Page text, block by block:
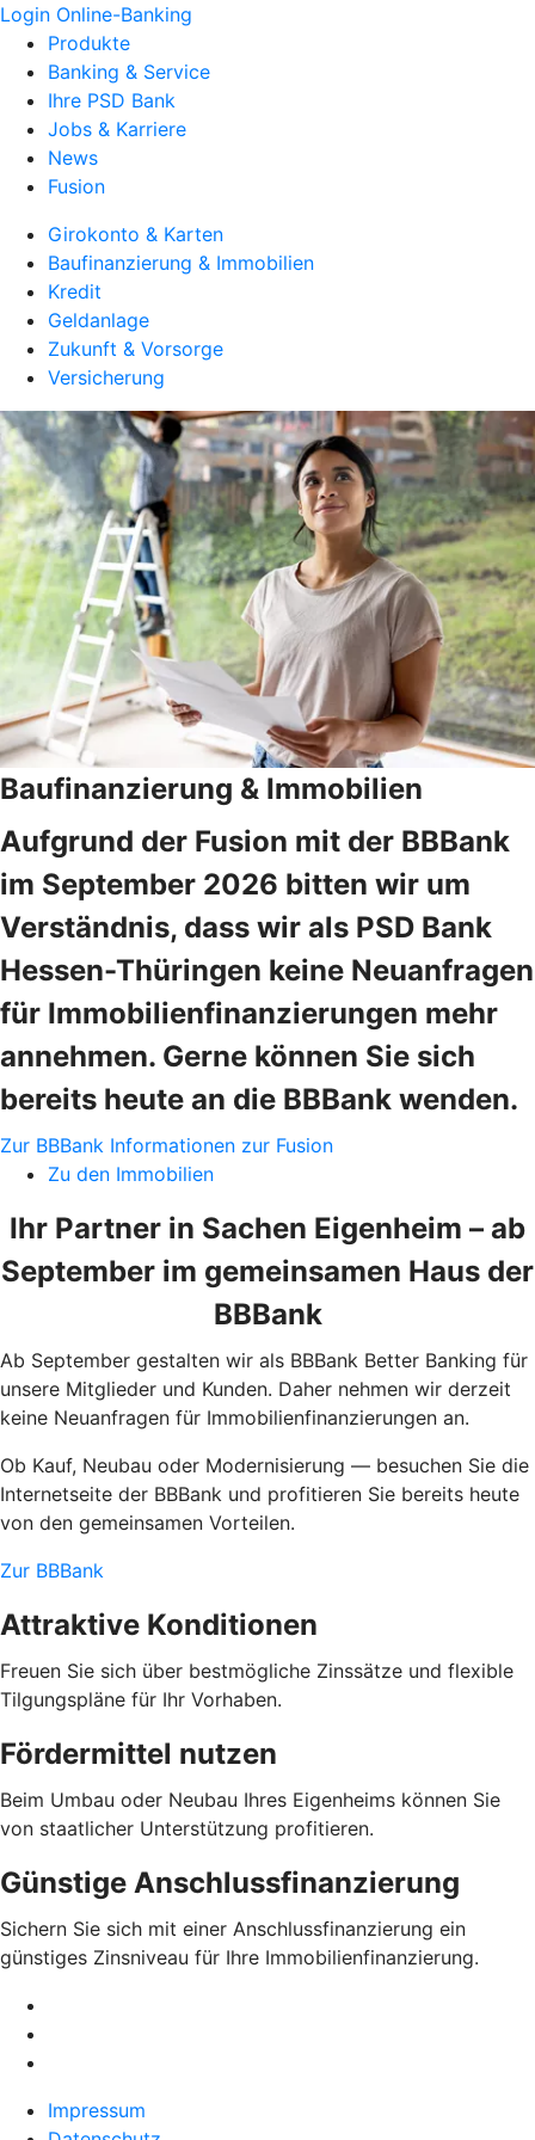
Login Online-Banking
Produkte
Banking & Service
Ihre PSD Bank
Jobs & Karriere
News
Fusion
Girokonto & Karten
Baufinanzierung & Immobilien
Kredit
Geldanlage
Zukunft & Vorsorge
Versicherung
Baufinanzierung & Immobilien
Aufgrund der Fusion mit der BBBank
im September 2026 bitten wir um
Verständnis, dass wir als PSD Bank
Hessen-Thüringen keine Neuanfragen
für Immobilienfinanzierungen mehr
annehmen. Gerne können Sie sich
bereits heute an die BBBank wenden.
Zur BBBank Informationen zur Fusion
Zu den Immobilien
Ihr Partner in Sachen Eigenheim – ab
September im gemeinsamen Haus der
BBBank
Ab September gestalten wir als BBBank Better Banking für
unsere Mitglieder und Kunden. Daher nehmen wir derzeit
keine Neuanfragen für Immobilienfinanzierungen an.
Ob Kauf, Neubau oder Modernisierung — besuchen Sie die
Internetseite der BBBank und profitieren Sie bereits heute
von den gemeinsamen Vorteilen.
Zur BBBank
Attraktive Konditionen
Freuen Sie sich über bestmögliche Zinssätze und flexible
Tilgungspläne für Ihr Vorhaben.
Fördermittel nutzen
Beim Umbau oder Neubau Ihres Eigenheims können Sie
von staatlicher Unterstützung profitieren.
Günstige Anschlussfinanzierung
Sichern Sie sich mit einer Anschlussfinanzierung ein
günstiges Zinsniveau für Ihre Immobilienfinanzierung.
Impressum